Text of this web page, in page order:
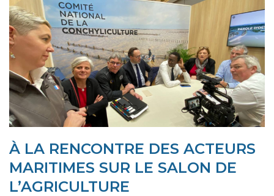
À LA RENCONTRE DES ACTEURS
MARITIMES SUR LE SALON DE
L’AGRICULTURE